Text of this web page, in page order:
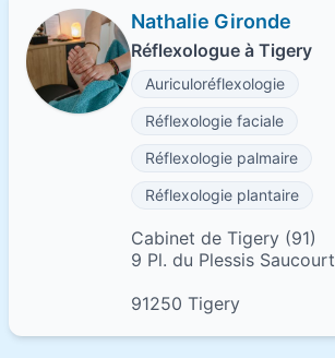
Nathalie Gironde
Réflexologue à Tigery
Auriculoréflexologie
Réflexologie faciale
Réflexologie palmaire
Réflexologie plantaire
Cabinet de Tigery (91)
9 Pl. du Plessis Saucourt
91250 Tigery